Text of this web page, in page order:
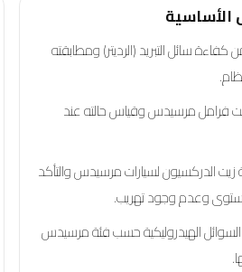
الأساسية
كفاءة سائل التبريد (الرديتر) ومطابقته
فرامل مرسيدس وقياس حالته عند
الدركسيون لسيارات مرسيدس والتأكد
وعدم وجود تهريب.
الهيدروليكية حسب فئة مرسيدس